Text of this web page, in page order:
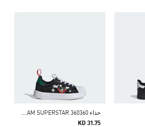
ح
ذاء ADIDAS DISNEY ADIFOAM SUPERSTAR 360360
KD 31.75